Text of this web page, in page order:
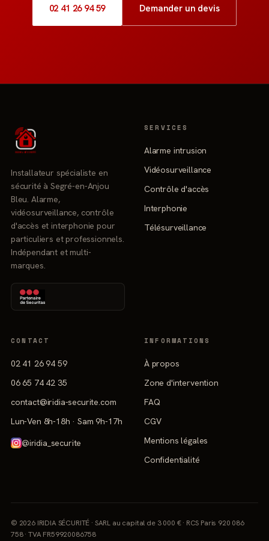
02 41 26 94 59 Demander un devis
Installateur spécialiste en
sécurité à Segré-en-Anjou
Bleu. Alarme,
vidéosurveillance, contrôle
d'accès et interphonie pour
particuliers et professionnels.
Indépendant et multi-
marques.
SERVICES
Alarme intrusion
Vidéosurveillance
Contrôle d'accès
Interphonie
Télésurveillance
CONTACT
02 41 26 94 59
06 65 74 42 35
contact@iridia-securite.com
Lun-Ven 8h-18h · Sam 9h-17h
@iridia_securite
INFORMATIONS
À propos
Zone d'intervention
FAQ
CGV
Mentions légales
Confidentialité
© 2026 IRIDIA SÉCURITÉ · SARL au capital de 3 000 € · RCS Paris 920 086
758 · TVA FR59920086758